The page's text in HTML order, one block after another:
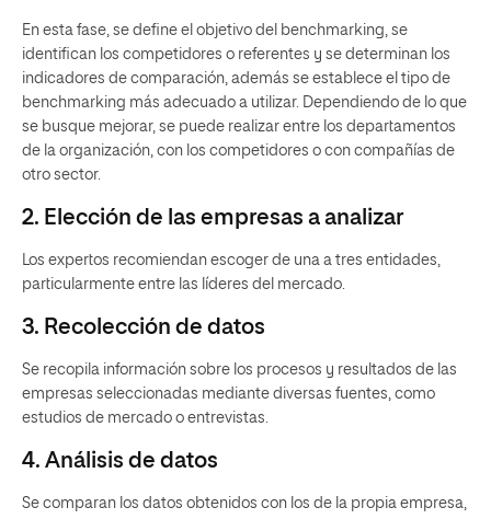
En esta fase, se define el objetivo del benchmarking, se
identifican los competidores o referentes y se determinan los
indicadores de comparación, además se establece el tipo de
benchmarking más adecuado a utilizar. Dependiendo de lo que
se busque mejorar, se puede realizar entre los departamentos
de la organización, con los competidores o con compañías de
otro sector.
2. Elección de las empresas a analizar
Los expertos recomiendan escoger de una a tres entidades,
particularmente entre las líderes del mercado.
3. Recolección de datos
Se recopila información sobre los procesos y resultados de las
empresas seleccionadas mediante diversas fuentes, como
estudios de mercado o entrevistas.
4. Análisis de datos
Se comparan los datos obtenidos con los de la propia empresa,